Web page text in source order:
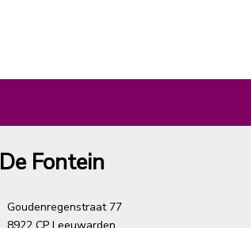
De Fontein
Goudenregenstraat 77